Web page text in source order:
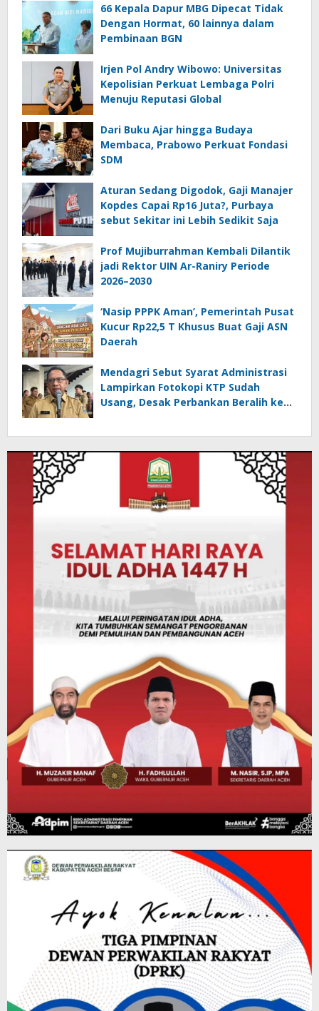
66 Kepala Dapur MBG Dipecat Tidak
Dengan Hormat, 60 lainnya dalam
Pembinaan BGN
Irjen Pol Andry Wibowo: Universitas
Kepolisian Perkuat Lembaga Polri
Menuju Reputasi Global
Dari Buku Ajar hingga Budaya
Membaca, Prabowo Perkuat Fondasi
SDM
Aturan Sedang Digodok, Gaji Manajer
Kopdes Capai Rp16 Juta?, Purbaya
sebut Sekitar ini Lebih Sedikit Saja
Prof Mujiburrahman Kembali Dilantik
jadi Rektor UIN Ar-Raniry Periode
2026–2030
‘Nasip PPPK Aman’, Pemerintah Pusat
Kucur Rp22,5 T Khusus Buat Gaji ASN
Daerah
Mendagri Sebut Syarat Administrasi
Lampirkan Fotokopi KTP Sudah
Usang, Desak Perbankan Beralih ke